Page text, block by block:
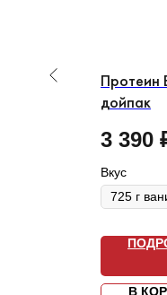
Протеин
дойпак
3 390
Вкус
В